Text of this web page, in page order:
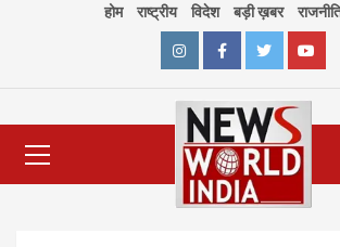
होम राष्ट्रीय विदेश बड़ी ख़बर
InstagramFacebookTwitter
Menu